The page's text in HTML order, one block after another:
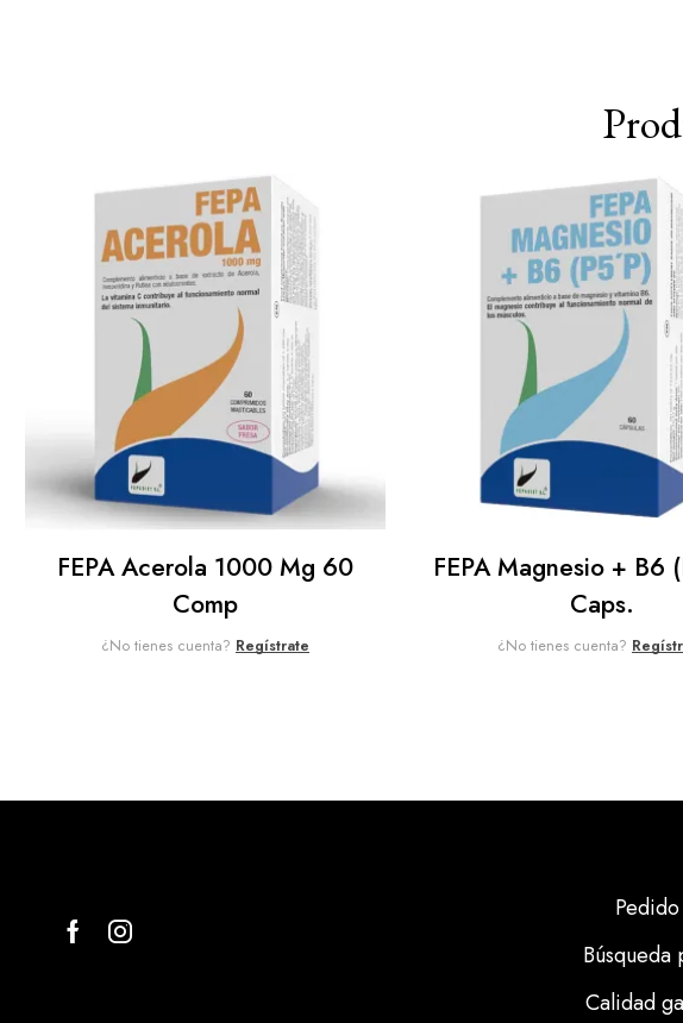
FEPA Acerola 1000 Mg 60
Comp
¿No tienes cuenta? Regístrate
FEPA Magnesio + B6
Caps.
¿No tienes cuenta?
Calidad